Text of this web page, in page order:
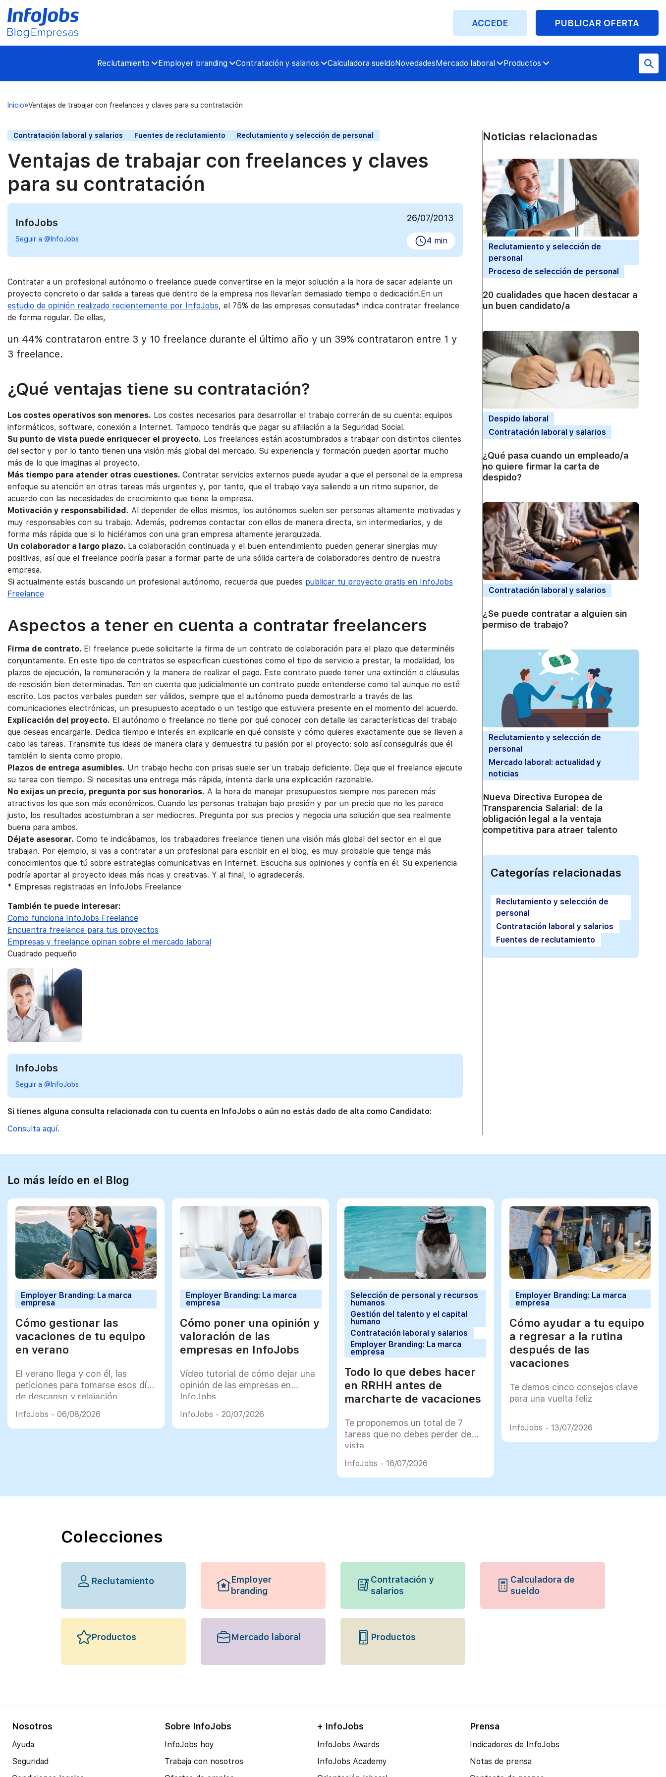
ACCEDE PUBLICAR OFERTA
Reclutamiento Employer branding Contratación y salarios Calculadora sueldoNovedadesMercado laboral Productos
Inicio Ventajas de trabajar con freelances y claves para su contratación
Contratación laboral y salarios Fuentes de reclutamiento Reclutamiento y selección de personal
Ventajas de trabajar con freelances y claves
para su contratación
InfoJobs
Seguir a @InfoJobs
26/07/2013
4 min
Contratar a un profesional autónomo o freelance puede convertirse en la mejor solución a la hora de sacar adelante un
proyecto concreto o dar salida a tareas que dentro de la empresa nos llevarían demasiado tiempo o dedicación.En un
estudio de opinión realizado recientemente por InfoJobs, el 75% de las empresas consutadas* indica contratar freelance
de forma regular. De ellas,
un 44% contrataron entre 3 y 10 freelance durante el último año y un 39% contrataron entre 1 y
3 freelance.
¿Qué ventajas tiene su contratación?
Los costes operativos son menores. Los costes necesarios para desarrollar el trabajo correrán de su cuenta: equipos
informáticos, software, conexión a Internet. Tampoco tendrás que pagar su afiliación a la Seguridad Social.
Su punto de vista puede enriquecer el proyecto. Los freelances están acostumbrados a trabajar con distintos clientes
del sector y por lo tanto tienen una visión más global del mercado. Su experiencia y formación pueden aportar mucho
más de lo que imaginas al proyecto.
Más tiempo para atender otras cuestiones. Contratar servicios externos puede ayudar a que el personal de la empresa
enfoque su atención en otras tareas más urgentes y, por tanto, que el trabajo vaya saliendo a un ritmo superior, de
acuerdo con las necesidades de crecimiento que tiene la empresa.
Motivación y responsabilidad. Al depender de ellos mismos, los autónomos suelen ser personas altamente motivadas y
muy responsables con su trabajo. Además, podremos contactar con ellos de manera directa, sin intermediarios, y de
forma más rápida que si lo hiciéramos con una gran empresa altamente jerarquizada.
Un colaborador a largo plazo. La colaboración continuada y el buen entendimiento pueden generar sinergias muy
positivas, así que el freelance podría pasar a formar parte de una sólida cartera de colaboradores dentro de nuestra
empresa.
Si actualmente estás buscando un profesional autónomo, recuerda que puedes publicar tu proyecto gratis en InfoJobs
Freelance
Aspectos a tener en cuenta a contratar freelancers
Firma de contrato. El freelance puede solicitarte la firma de un contrato de colaboración para el plazo que determinéis
conjuntamente. En este tipo de contratos se especifican cuestiones como el tipo de servicio a prestar, la modalidad, los
plazos de ejecución, la remuneración y la manera de realizar el pago. Este contrato puede tener una extinción o cláusulas
de rescisión bien determinadas. Ten en cuenta que judicialmente un contrato puede entenderse como tal aunque no esté
escrito. Los pactos verbales pueden ser válidos, siempre que el autónomo pueda demostrarlo a través de las
comunicaciones electrónicas, un presupuesto aceptado o un testigo que estuviera presente en el momento del acuerdo.
Explicación del proyecto. El autónomo o freelance no tiene por qué conocer con detalle las características del trabajo
que deseas encargarle. Dedica tiempo e interés en explicarle en qué consiste y cómo quieres exactamente que se lleven a
cabo las tareas. Transmite tus ideas de manera clara y demuestra tu pasión por el proyecto: solo así conseguirás que él
también lo sienta como propio.
Plazos de entrega asumibles. Un trabajo hecho con prisas suele ser un trabajo deficiente. Deja que el freelance ejecute
su tarea con tiempo. Si necesitas una entrega más rápida, intenta darle una explicación razonable.
No exijas un precio, pregunta por sus honorarios. A la hora de manejar presupuestos siempre nos parecen más
atractivos los que son más económicos. Cuando las personas trabajan bajo presión y por un precio que no les parece
justo, los resultados acostumbran a ser mediocres. Pregunta por sus precios y negocia una solución que sea realmente
buena para ambos.
Déjate asesorar. Como te indicábamos, los trabajadores freelance tienen una visión más global del sector en el que
trabajan. Por ejemplo, si vas a contratar a un profesional para escribir en el blog, es muy probable que tenga más
conocimientos que tú sobre estrategias comunicativas en Internet. Escucha sus opiniones y confía en él. Su experiencia
podría aportar al proyecto ideas más ricas y creativas. Y al final, lo agradecerás.
* Empresas registradas en InfoJobs Freelance
También te puede interesar:
Como funciona InfoJobs Freelance
Encuentra freelance para tus proyectos
Empresas y freelance opinan sobre el mercado laboral
Cuadrado pequeño
InfoJobs
Seguir a @InfoJobs
Si tienes alguna consulta relacionada con tu cuenta en InfoJobs o aún no estás dado de alta como Candidato:
Consulta aquí.
Noticias relacionadas
Reclutamiento y selección de
personal
Proceso de selección de personal
20 cualidades que hacen destacar a
un buen candidato/a
Despido laboral
Contratación laboral y salarios
¿Qué pasa cuando un empleado/a
no quiere firmar la carta de
despido?
Contratación laboral y salarios
¿Se puede contratar a alguien sin
permiso de trabajo?
Reclutamiento y selección de
personal
Mercado laboral: actualidad y
noticias
Nueva Directiva Europea de
Transparencia Salarial: de la
obligación legal a la ventaja
competitiva para atraer talento
Categorías relacionadas
Reclutamiento y selección de
personal
Contratación laboral y salarios
Fuentes de reclutamiento
Lo más leído en el Blog
Employer Branding: La marca
empresa
Cómo gestionar las
vacaciones de tu equipo
en verano
El verano llega y con él, las
peticiones para tomarse esos días
de descanso y relajación
InfoJobs - 06/08/2026
Employer Branding: La marca
empresa
Cómo poner una opinión y
valoración de las
empresas en InfoJobs
Vídeo tutorial de cómo dejar una
opinión de las empresas en
InfoJobs
InfoJobs - 20/07/2026
Selección de personal y recursos
humanos
Gestión del talento y el capital
humano
Contratación laboral y salarios
Employer Branding: La marca
empresa
Todo lo que debes hacer
en RRHH antes de
marcharte de vacaciones
Te proponemos un total de 7
tareas que no debes perder de
vista
InfoJobs - 16/07/2026
Employer Branding: La marca
empresa
Cómo ayudar a tu equipo
a regresar a la rutina
después de las
vacaciones
Te damos cinco consejos clave
para una vuelta feliz
InfoJobs - 13/07/2026
Colecciones
Reclutamiento
Employer
branding
Contratación y
salarios
Calculadora de
sueldo
Productos Mercado laboral Productos
Nosotros
Ayuda
Seguridad
Sobre InfoJobs
InfoJobs hoy
Trabaja con nosotros
+ InfoJobs
InfoJobs Awards
InfoJobs Academy
Prensa
Indicadores de InfoJobs
Notas de prensa